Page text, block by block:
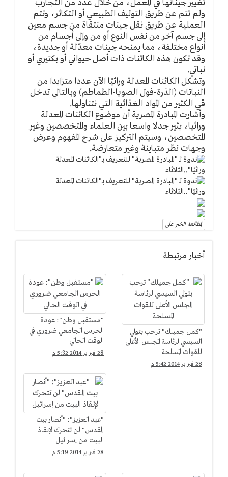
تغيير جيناتها في المعمل، من خلال عدد من التجارب
ولم تتم عن طريق التوليف الطبيعي أو التكاثر، وتتم
العملية عن طريق نقل جينات منتقاة من جسم معين
إلى جسم آخر من نفس النوع أو من وإلى أجسام من
أنواع مختلفة، مما يمنحه جينات معدّلة أو جديدة،
وقد تكون هذه الكائنات ذات أصل حيواني أو بكتيري أو
نباتي.
وتشكل الكائنات المعدلة وراثيًا الآن عددا متزايدا من
النباتات (الذرة-فول الصويا-الطماطم) وبالتالي تدخل
قي الكثير من المواد الغذائية التي نتناولها.
وأشارت المبادرة المصرية أن موضوع الكائنات المعدلة
وراثيا، يثير جدلا واسعا بين العلماء والمتخصصين وغير
المتخصصين، وسيتم التركيز على شرح المفهوم وعرض
وجهات نظر متباينة وغير متعارضة.
لمطالعة الخبر على
أخبار مرتبطة
"كمل جميلك" ترحب بتولي
السيسي لرئاسة المجلس الأعلى
للقوات المسلحة
28 فبراير 2014 5:42 م
"مستقبل وطن": عودة
الحرس الجامعي ضروري في
الوقت الحالي
28 فبراير 2014 5:32 م
"عبد العزيز": "أنصار بيت
المقدس" لن تتحرك لإنقاذ
البيت من إسرائيل
28 فبراير 2014 5:19 م